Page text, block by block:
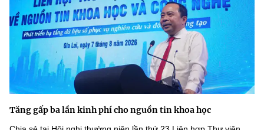
Tăng gấp ba lần kinh phí cho nguồn tin khoa học